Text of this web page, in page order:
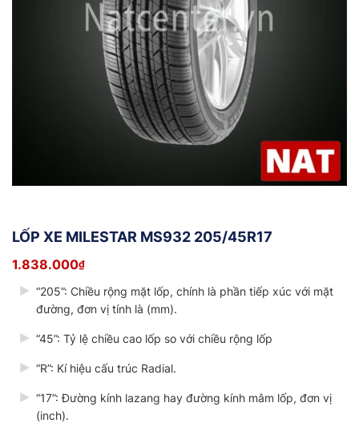
LỐP XE MILESTAR MS932 205/45R17
1.838.000₫
“205”: Chiều rộng mặt lốp, chính là phần tiếp xúc với mặt
đường, đơn vị tính là (mm).
“45”: Tỷ lệ chiều cao lốp so với chiều rộng lốp
“R”: Kí hiệu cấu trúc Radial.
“17”: Đường kính lazang hay đường kính mâm lốp, đơn vị
(inch).